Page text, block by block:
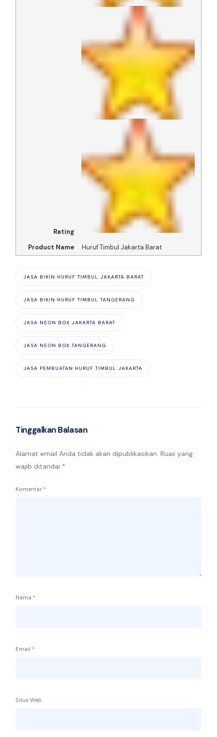
Rating
Product Name
Huruf Timbul Jakarta Barat
JASA BIKIN HURUF TIMBUL JAKARTA BARAT
JASA BIKIN HURUF TIMBUL TANGERANG
JASA NEON BOX JAKARTA BARAT
JASA NEON BOX TANGERANG
JASA PEMBUATAN HURUF TIMBUL JAKARTA
Tinggalkan Balasan
Alamat email Anda tidak akan dipublikasikan. Ruas yang
wajib ditandai *
Komentar *
Nama *
Email *
Situs Web